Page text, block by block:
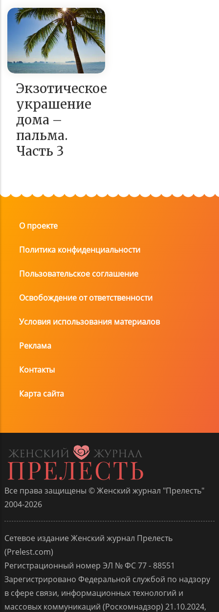
Экзотическое
украшение
дома –
пальма.
Часть 3
О проекте
Политика конфиденциальности
Пользовательское соглашение
Освобождение от ответственности
Условия использования материалов
Реклама
Контакты
Карта сайта
Все права защищены © Женский журнал "Прелесть"
2004-2026
Сетевое издание Женский журнал Прелесть
(Prelest.com)
Регистрационный номер ЭЛ № ФС 77 - 88551
Зарегистрировано Федеральной службой по надзору
в сфере связи, информационных технологий и
массовых коммуникаций (Роскомнадзор) 21.10.2024,